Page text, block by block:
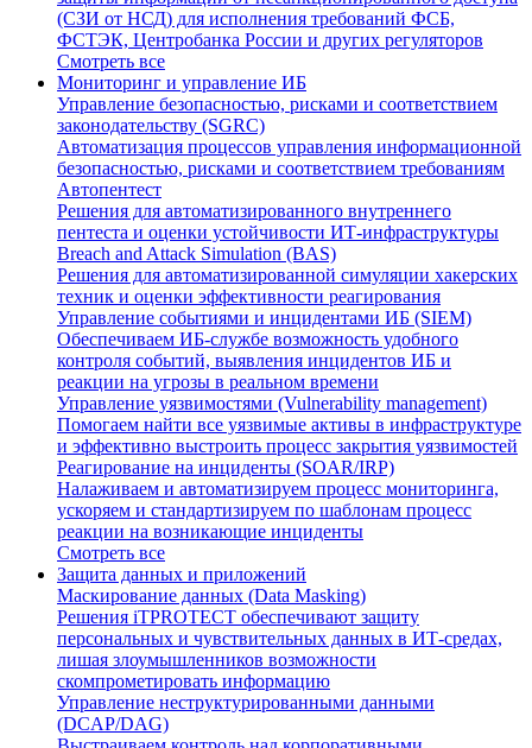
(СЗИ от НСД) для исполнения требований ФСБ,
ФСТЭК, Центробанка России и других регуляторов
Смотреть все
Мониторинг и управление ИБ
Управление безопасностью, рисками и соответствием
законодательству (SGRC)
Автоматизация процессов управления информационной
безопасностью, рисками и соответствием требованиям
Автопентест
Решения для автоматизированного внутреннего
пентеста и оценки устойчивости ИТ-инфраструктуры
Breach and Attack Simulation (BAS)
Решения для автоматизированной симуляции хакерских
техник и оценки эффективности реагирования
Управление событиями и инцидентами ИБ (SIEM)
Обеспечиваем ИБ-службе возможность удобного
контроля событий, выявления инцидентов ИБ и
реакции на угрозы в реальном времени
Управление уязвимостями (Vulnerability management)
Помогаем найти все уязвимые активы в инфраструктуре
и эффективно выстроить процесс закрытия уязвимостей
Реагирование на инциденты (SOAR/IRP)
Налаживаем и автоматизируем процесс мониторинга,
ускоряем и стандартизируем по шаблонам процесс
реакции на возникающие инциденты
Смотреть все
Защита данных и приложений
Маскирование данных (Data Masking)
Решения iTPROTECT обеспечивают защиту
персональных и чувствительных данных в ИТ-средах,
лишая злоумышленников возможности
скомпрометировать информацию
Управление неструктурированными данными
(DCAP/DAG)